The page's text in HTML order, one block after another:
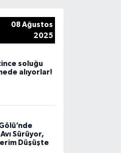
08 Ağustos
2025
soluğu
alıyorlar!
Sürüyor,
Düşüşte